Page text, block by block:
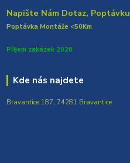
Napište Nám Dotaz, Poptávku
Poptávka Montáže <50Km
Přijem zakázek 2026
Kde nás najdete
Bravantice 187, 74281 Bravantice